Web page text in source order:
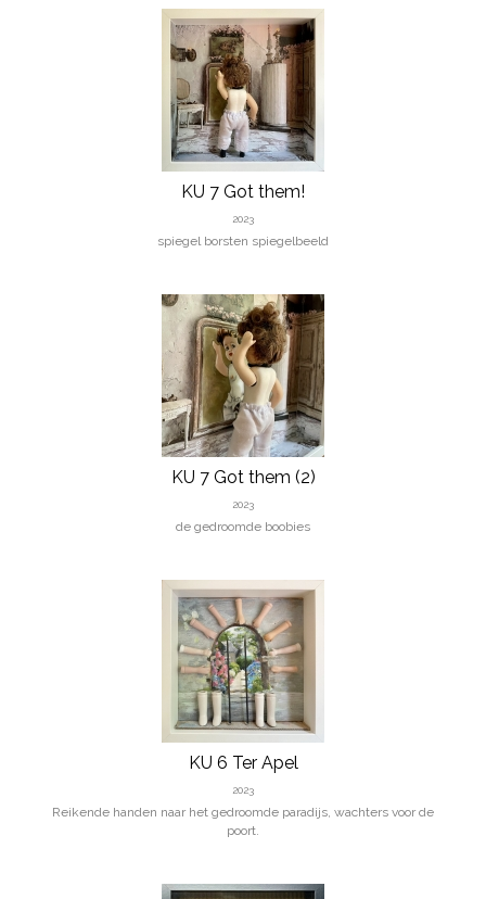
KU 7 Got them!
2023
spiegel borsten spiegelbeeld
KU 7 Got them (2)
2023
de gedroomde boobies
KU 6 Ter Apel
2023
Reikende handen naar het gedroomde paradijs, wachters voor de
poort.